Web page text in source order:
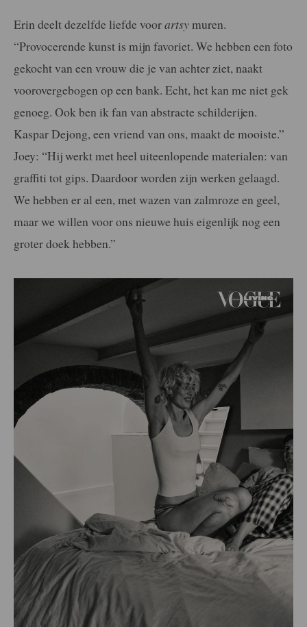
Erin deelt dezelfde liefde voorartsy muren.
“Provocerende kunst is mijn favoriet. We hebben een foto
gekocht van een vrouw die je van achter ziet, naakt
voorovergebogen op een bank. Echt, het kan me niet gek
genoeg. Ook ben ik fan van abstracte schilderijen.
Kaspar Dejong, een vriend van ons, maakt de mooiste.”
Joey: “Hij werkt met heel uiteenlopende materialen: van
graffiti tot gips. Daardoor worden zijn werken gelaagd.
We hebben er al een, met wazen van zalmroze en geel,
maar we willen voor ons nieuwe huis eigenlijk nog een
groter doek hebben.”